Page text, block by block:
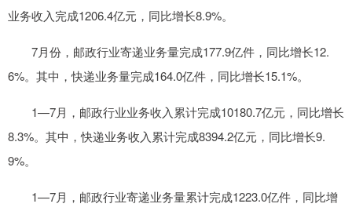
业务收入完成1206.4亿元，同比增长8.9%。
7月份，邮政行业寄递业务量完成177.9亿件，同比增长12.
6%。其中，快递业务量完成164.0亿件，同比增长15.1%。
1—7月，邮政行业业务收入累计完成10180.7亿元，同比增长
8.3%。其中，快递业务收入累计完成8394.2亿元，同比增长9.
9%。
1—7月，邮政行业寄递业务量累计完成1223.0亿件，同比增